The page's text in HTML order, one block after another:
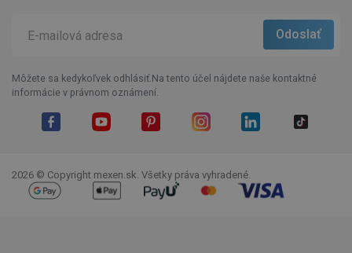
Môžete sa kedykoľvek odhlásiť.Na tento účel nájdete naše kontaktné
informácie v právnom oznámení.
2026 © Copyright mexen.sk. Všetky práva vyhradené.